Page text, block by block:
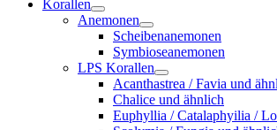
Korallen
Anemonen
Scheibenanemonen
Symbioseanemonen
LPS Korallen
Acanthastrea / Favia und
Chalice und ähnlich
Euphyllia / Catalaphyilia /